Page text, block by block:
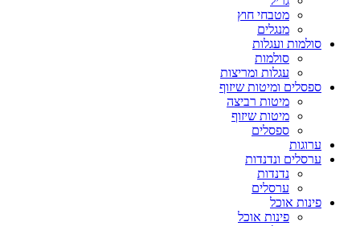
מטבחי חוץ
מנגלים
סולמות ועגלות
סולמות
עגלות ומריצות
ספסלים ומיטות שיזוף
מיטות רביצה
מיטות שיזוף
ספסלים
ערוגות
ערסלים ונדנדות
נדנדות
ערסלים
פינות אוכל
פינות אוכל